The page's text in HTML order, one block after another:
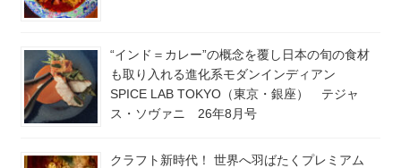
“インド＝カレー”の概念を覆し日本の旬の食材
も取り入れる進化系モダンインディアン
SPICE LAB TOKYO（東京・銀座） テジャ
ス・ソヴァニ 26年8月号
クラフト新時代！ 世界へ羽ばたくプレミアム